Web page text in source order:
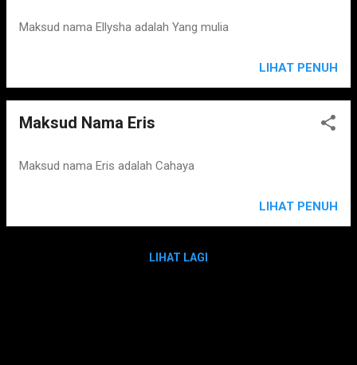
Maksud nama Ellysha adalah Yang mulia
LIHAT PENUH
Maksud Nama Eris
Maksud nama Eris adalah Cahaya
LIHAT PENUH
LIHAT LAGI